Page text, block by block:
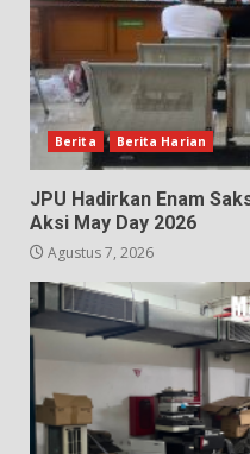
Berita Berita Harian
JPU Hadirkan Enam
Aksi May Day 2026
Agustus 7, 2026